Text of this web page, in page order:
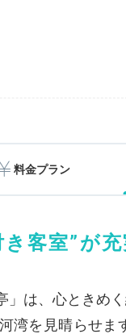
料金プラン
客室”が
は、心ときめ
湾を見晴らせま